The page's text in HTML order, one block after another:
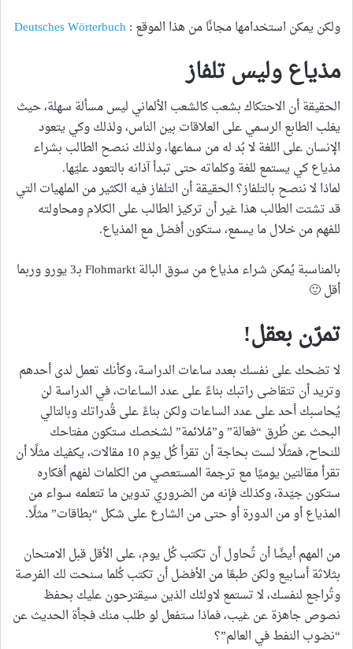
ولكن يمكن استخدامها مجانًا من هذا الموقع :Deutsches Wörterbuch
مذياع وليس تلفاز
الحقيقة أن الاحتكاك بشعب كالشعب الألماني ليس مسألة سهلة، حيث
يغلب الطابع الرسمي على العلاقات بين الناس، ولذلك وكي يتعود
الإنسان على اللغة لا بُد له من سماعها، ولذلك ننصح الطالب بشراء
مذياع كي يستمع للغة وكلماته حتى تبدأ آذانه بالتعود عليّها.
لماذا لا ننصح بالتلفاز؟ الحقيقة أن التلفاز فيه الكثير من الملهيات التي
قد تشتت الطالب هذا غير أن تركيز الطالب على الكلام ومحاولته
للفهم من خلال ما يسمع، ستكون أفضل مع المذياع.
بالمناسبة يُمكن شراء مذياع من سوق البالة Flohmarkt بـ3 يورو وربما
أقل 🙂
تمرّن بعقل!
لا تضحك على نفسك بعدد ساعات الدراسة، وكأنك تعمل لدى أحدهم
وتريد أن تتقاضى راتبك بناءً على عدد الساعات، في الدراسة لن
يُحاسبك أحد على عدد الساعات ولكن بناءً على قُدراتك وبالتالي
البحث عن طُرق “فعالة” و”مُلائمة” لشخصك ستكون مفتاحك
للنحاح، فمثلًا لست بحاجة أن تقرأ كُل يوم 10 مقالات، يكفيك مثلًا أن
تقرأ مقالتين يوميًا مع ترجمة المستعصي من الكلمات لفهم أفكاره
ستكون جيّدة، وكذلك فإنه من الضروري تدوين ما تتعلمه سواء من
المذياع أو من الدورة أو حتى من الشارع على شكل “بطاقات” مثلًا.
من المهم أيضًا أن تُحاول أن تكتب كُل يوم، على الأقل قبل الامتحان
بثلاثة أسابيع ولكن طبعًا من الأفضل أن تكتب كُلما سنحت لك الفرصة
وتُراجع لنفسك، لا تستمع لاولئك الذين سيقترحون عليك بحفظ
نصوص جاهزة عن غيب، فماذا ستفعل لو طلب منك فجأة الحديث عن
“نضوب النفط في العالم”؟